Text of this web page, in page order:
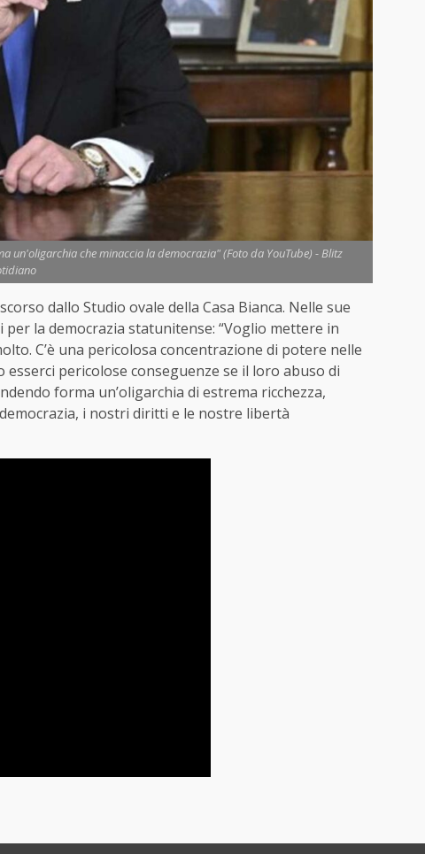
un'oligarchia che minaccia la democrazia" (Foto da YouTube) - Blitz
dallo Studio ovale della Casa Bianca. Nelle sue
la democrazia statunitense: “Voglio mettere in
C’è una pericolosa concentrazione di potere nelle
pericolose conseguenze se il loro abuso di
forma un’oligarchia di estrema ricchezza,
i nostri diritti e le nostre libertà